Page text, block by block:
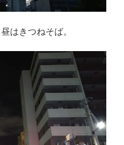
はきつねそば。